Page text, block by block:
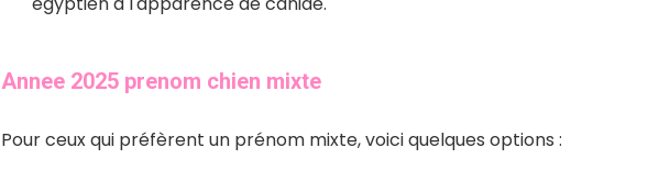
Annee 2025 prenom chien mixte
Pour ceux qui préfèrent un prénom mixte, voici quelques options :